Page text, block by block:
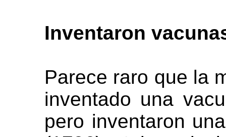
Inventaron
Parece raro que la
inventado una
pero inventaron